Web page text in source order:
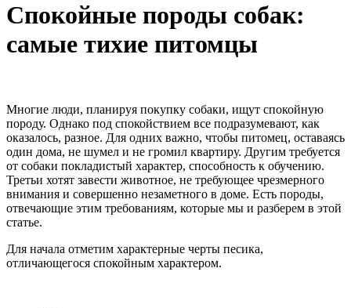
Спокойные породы собак:
самые тихие питомцы
Многие люди, планируя покупку собаки, ищут спокойную
породу. Однако под спокойствием все подразумевают, как
оказалось, разное. Для одних важно, чтобы питомец, оставаясь
один дома, не шумел и не громил квартиру. Другим требуется
от собаки покладистый характер, способность к обучению.
Третьи хотят завести животное, не требующее чрезмерного
внимания и совершенно незаметного в доме. Есть породы,
отвечающие этим требованиям, которые мы и разберем в этой
статье.
Для начала отметим характерные черты песика,
отличающегося спокойным характером.